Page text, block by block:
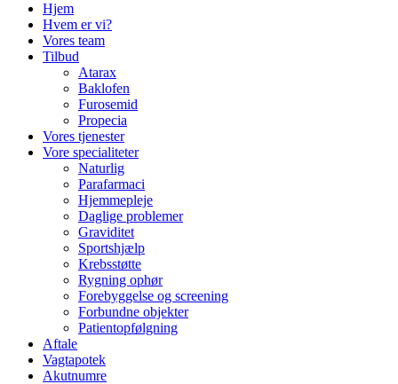
Hjem
Hvem er vi?
Vores team
Tilbud
Atarax
Baklofen
Furosemid
Propecia
Vores tjenester
Vore specialiteter
Naturlig
Parafarmaci
Hjemmepleje
Daglige problemer
Graviditet
Sportshjælp
Krebsstøtte
Rygning ophør
Forebyggelse og screening
Forbundne objekter
Patientopfølgning
Aftale
Vagtapotek
Akutnumre